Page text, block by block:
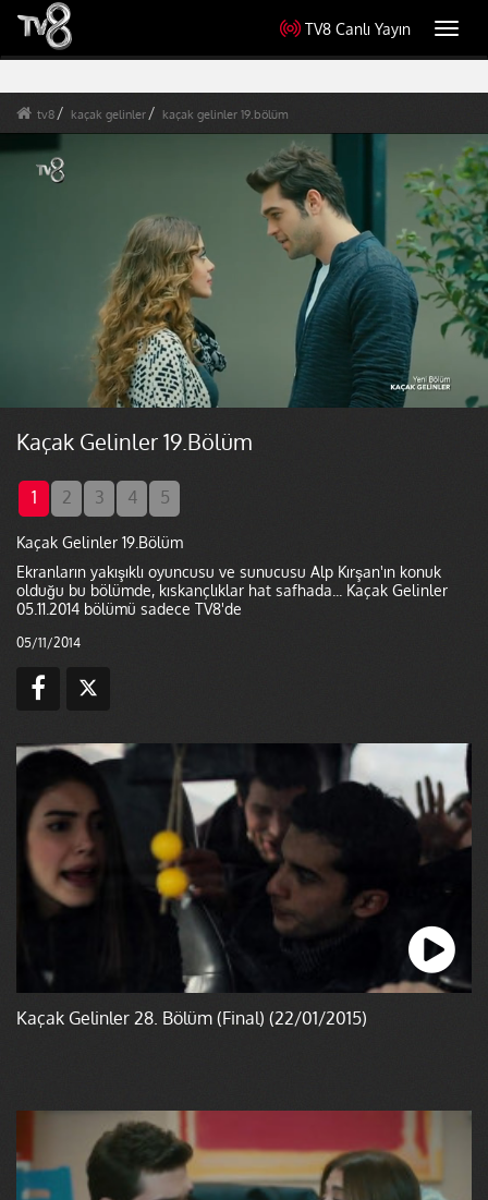
TV8 Canlı Yayın
tv8 kaçak gelinler kaçak gelinler 19.bölüm
Kaçak Gelinler 19.Bölüm
1 2 3 4 5
Kaçak Gelinler 19.Bölüm
Ekranların yakışıklı oyuncusu ve sunucusu Alp Kırşan'ın konuk
olduğu bu bölümde, kıskançlıklar hat safhada... Kaçak Gelinler
05.11.2014 bölümü sadece TV8'de
05/11/2014
Kaçak Gelinler 28. Bölüm (Final) (22/01/2015)